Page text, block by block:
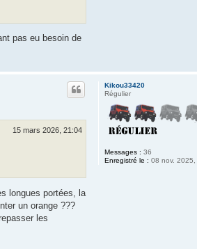
pas eu besoin de
Kikou33420
Régulier
Messages : 36
Enregistré le : 08 nov. 2025,
15 mars 2026, 21:04
longues portées, la
un orange ???
les